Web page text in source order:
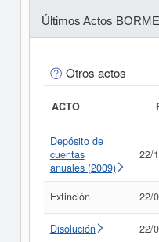
Últimos Actos BORME
Otros actos
ACTO
Depósito de
cuentas
anuales (2009)
22/
Extinción 22/
Disolución 22/